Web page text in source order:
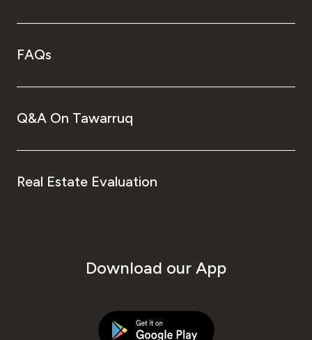
FAQs
Q&A On Tawarruq
Real Estate Evaluation
Download our App